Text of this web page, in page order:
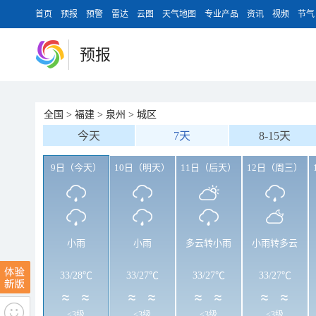
首页 预报 预警 雷达 云图 天气地图 专业产品 资讯 视频 节气
预报
全国 > 福建 > 泉州 > 城区
今天 7天 8-15天
9日（今天）
小雨
33/28℃
10日（明天）
小雨
33/27℃
11日（后天）
多云转小雨
33/27℃
12日（周三）
小雨转多云
33/27℃